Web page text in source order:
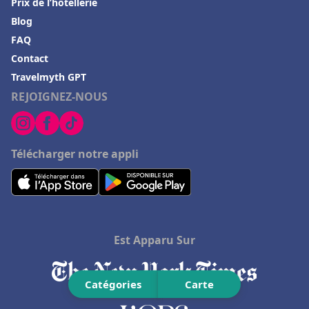
Hôtels à Mulhouse
Hôtels à Quillan
Hôtels à Neuilly-Plaisance
Hôtels à Liège
Hôtels à Hollywood
Hôtels à Mandelieu La Napoule
Hôtels en Belgique
Catégories Carte
REJOIGNEZ-NOUS
Télécharger notre appli
Blog
FAQ
Contact
Travelmyth GPT
Est Apparu Sur